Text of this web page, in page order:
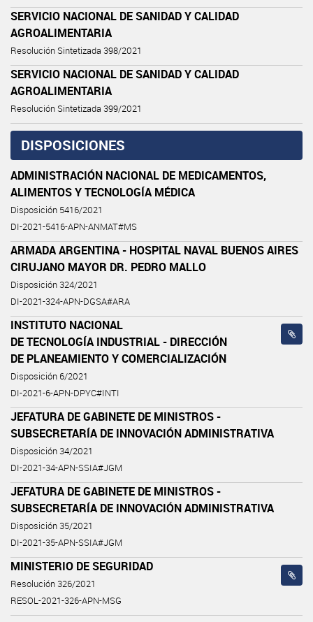
SERVICIO NACIONAL DE SANIDAD Y CALIDAD
AGROALIMENTARIA
Resolución Sintetizada 398/2021
SERVICIO NACIONAL DE SANIDAD Y CALIDAD
AGROALIMENTARIA
Resolución Sintetizada 399/2021
DISPOSICIONES
ADMINISTRACIÓN NACIONAL DE MEDICAMENTOS,
ALIMENTOS Y TECNOLOGÍA MÉDICA
Disposición 5416/2021
DI-2021-5416-APN-ANMAT#MS
ARMADA ARGENTINA - HOSPITAL NAVAL BUENOS AIRES
CIRUJANO MAYOR DR. PEDRO MALLO
Disposición 324/2021
DI-2021-324-APN-DGSA#ARA
INSTITUTO NACIONAL
DE TECNOLOGÍA INDUSTRIAL - DIRECCIÓN
DE PLANEAMIENTO Y COMERCIALIZACIÓN
Disposición 6/2021
DI-2021-6-APN-DPYC#INTI
JEFATURA DE GABINETE DE MINISTROS -
SUBSECRETARÍA DE INNOVACIÓN ADMINISTRATIVA
Disposición 34/2021
DI-2021-34-APN-SSIA#JGM
JEFATURA DE GABINETE DE MINISTROS -
SUBSECRETARÍA DE INNOVACIÓN ADMINISTRATIVA
Disposición 35/2021
DI-2021-35-APN-SSIA#JGM
MINISTERIO DE SEGURIDAD
Resolución 326/2021
RESOL-2021-326-APN-MSG